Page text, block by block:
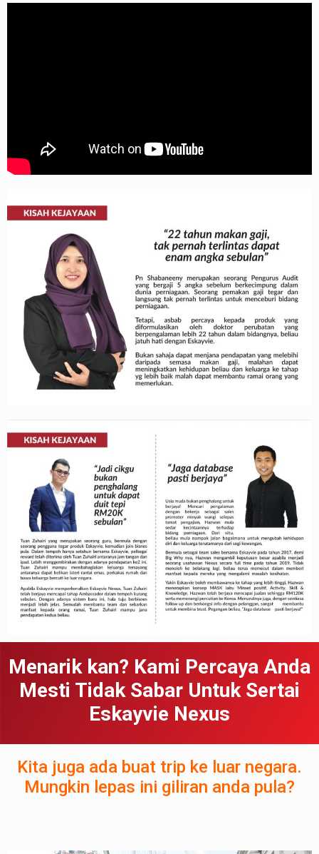
Menarik kan? Kami Percaya Anda
Mesti Tidak Sabar Untuk Sertai
Eskayvie Nexus
Kita juga ada buat trip ke luar negara.
Mungkin lepas ini giliran anda pula?